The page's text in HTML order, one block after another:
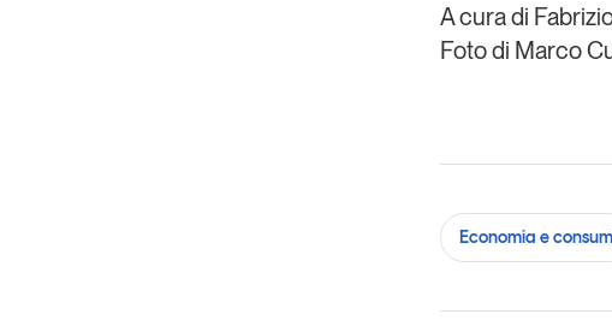
A cura di
Foto di Marco
Economia e